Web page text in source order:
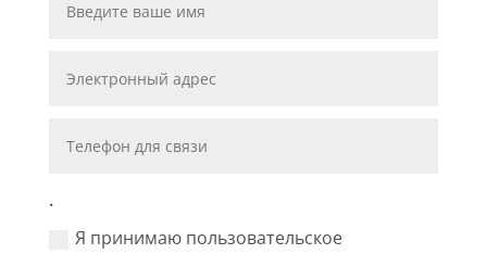
.
Я принимаю пользовательское